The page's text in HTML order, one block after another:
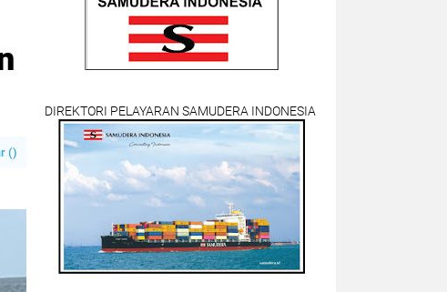
()
DIREKTORI PELAYARAN SAMUDERA INDONESIA